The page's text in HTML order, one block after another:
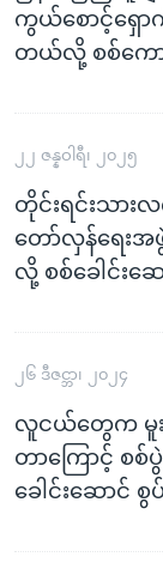
ကွယ်စောင့်ရှော
တယ်လို့ စစ်ကော
၂၂ ဇန္နဝါရီ၊ ၂၀၂၅
တိုင်းရင်းသာ
တော်လှန်ရေး
လို့ စစ်ခေါင်းဆ
၂၆ ဒီဇင္ဘာ၊ ၂၀၂၄
လူငယ်တွေက မူး
တာကြောင့် စ
ခေါင်းဆောင် စွ